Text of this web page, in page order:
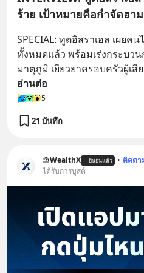
ร้าย เป้าหมายคือกำจัดฮา
SPECIAL: ทูตอิสราเอล เผย
ทั้งหมดแล้ว พร้อมเร่งกระบว
มาตุภูมิ เยียวยาครอบครัวผู้เสี
อ่านต่อ
5
21 บันทึก
WealthX ยืนยันแล้ว • ติดตา
ได้รับการบูสต์